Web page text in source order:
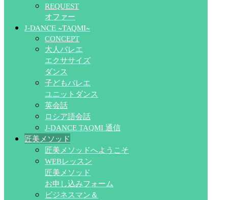
REQUEST
オファー
J-DANCE ~TAQMI~
CONCEPT
大人バレエ
エクササイズ
ダンス
子どもバレエ
ユニットダンス
英会話
ロシア語会話
J-DANCE TAQMI 通信
匠美メソッド
匠美メソッドへようこそ
WEBレッスン
匠美メソッド
お申し込みフォーム
ビジネスマン＆